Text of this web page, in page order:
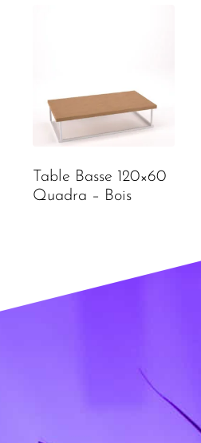
Table Basse 120×60
Quadra – Bois